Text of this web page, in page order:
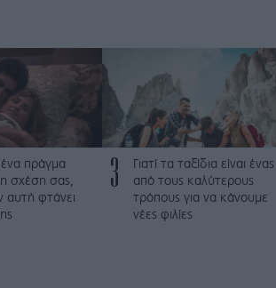
πράγμα
σχέση σας,
αυτή φτάνει
3
Γιατί τα ταξίδια είναι ένας
από τους καλύτερους
τρόπους για να κάνουμε
νέες φιλίες